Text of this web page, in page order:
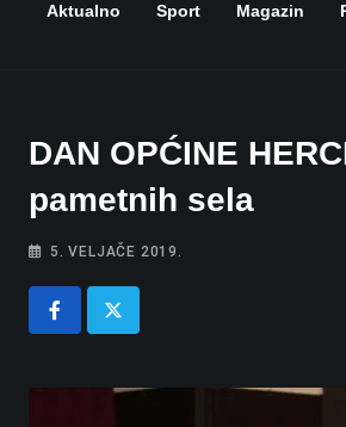
Aktualno Sport Magazin
DAN OPĆINE
pametnih sela
5. VELJAČE 2019.